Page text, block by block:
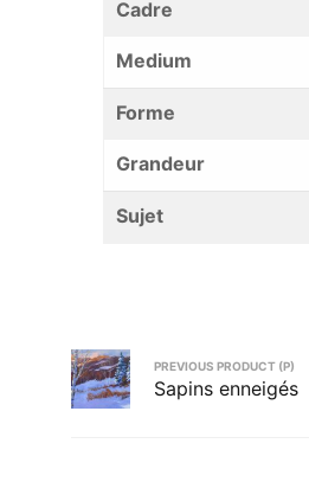
Cadre
Medium
Forme
Grandeur
Sujet
PREVIOUS PRODUCT (P)
Sapins enneigés